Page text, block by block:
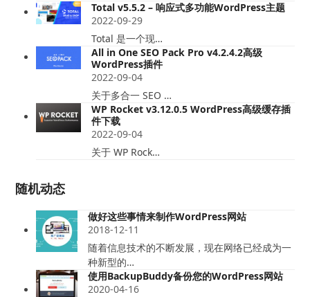
Total v5.5.2 – 响应式多功能WordPress主题
2022-09-29
Total 是一个现…
All in One SEO Pack Pro v4.2.4.2高级
WordPress插件
2022-09-04
关于多合一 SEO …
WP Rocket v3.12.0.5 WordPress高级缓存插
件下载
2022-09-04
关于 WP Rock…
随机动态
做好这些事情来制作WordPress网站
2018-12-11
随着信息技术的不断发展，现在网络已经成为一
种新型的…
使用BackupBuddy备份您的WordPress网站
2020-04-16